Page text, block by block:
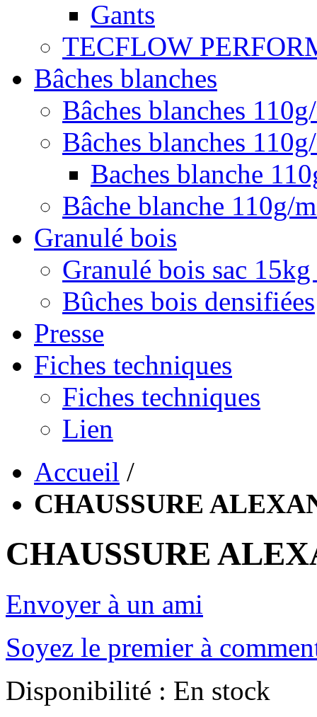
Gants
TECFLOW
Bâches blanches
Bâches blanches
Bâches blanches
Baches blanche
Bâche blanche 110g/
Granulé bois
Granulé bois sac
Bûches bois densifiées
Presse
Fiches techniques
Fiches techniques
Lien
Accueil /
CHAUSSURE
CHAUSSURE
Envoyer à un ami
Soyez le premier à
Disponibilité : En stock